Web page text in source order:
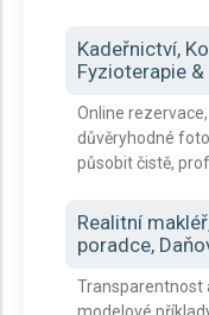
Kadeřnictví,
Fyzioterapie
Online
důvěryhodné
působit čistě,
Realitní
poradce,
Transparentnost
modelové